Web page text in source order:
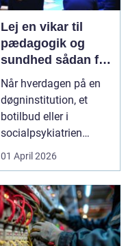
Lej en vikar til
pædagogik og
sundhed sådan får
du den rette hjælp
Når hverdagen på en
døgninstitution, et
botilbud eller i
socialpsykiatrien
pludselig ændrer sig,
kan...
01 April 2026